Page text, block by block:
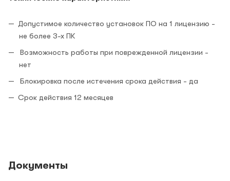
Допустимое количество установок ПО на 1 лицензию -
не более 3-х ПК
Возможность работы при поврежденной лицензии -
нет
Блокировка после истечения срока действия - да
Срок действия 12 месяцев
Документы